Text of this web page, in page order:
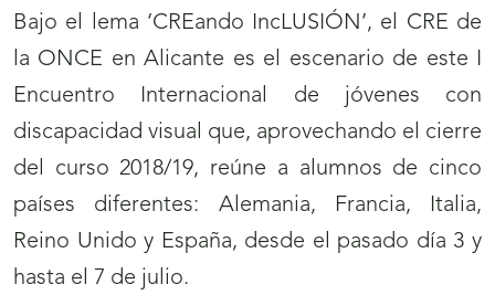
Bajo el lema ‘CREando IncLUSIÓN’, el CRE de
la ONCE en Alicante es el escenario de este I
Encuentro Internacional de jóvenes con
discapacidad visual que, aprovechando el cierre
del curso 2018/19, reúne a alumnos de cinco
países diferentes: Alemania, Francia, Italia,
Reino Unido y España, desde el pasado día 3 y
hasta el 7 de julio.